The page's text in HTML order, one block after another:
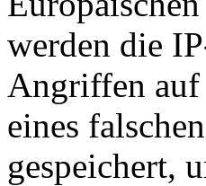
werden die
Angriffen auf
eines
gespeichert,